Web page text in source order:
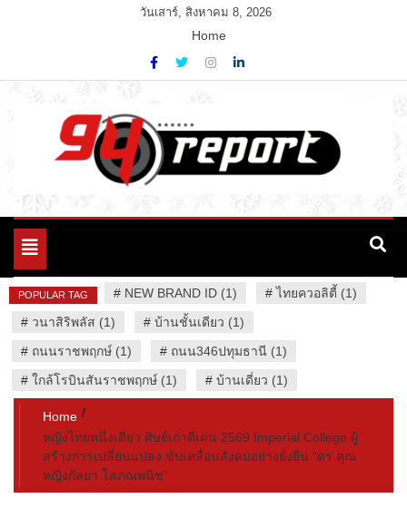
วันเสาร์, สิงหาคม 8, 2026
Home
94 Report.com
Variety News
Toggle
POPULAR TAG # NEW BRAND ID (1) #ไทยควอลิตี้ (1)
# วนาสิริพลัส (1) # บ้านชั้นเดียว (1)
# ถนนราชพฤกษ์ (1) # ถนน346ปทุมธานี (1)
# ใกล้โรบินสันราชพฤกษ์ (1) # บ้านเดี่ยว (1)
Home
หญิงไทยหนึ่งเดียว ศิษย์เก่าดีเด่น 2569 Imperial College ผู้
สร้างการเปลี่ยนแปลง ขับเคลื่อนสังคมอย่างยั่งยืน “ดร.คุณ
หญิงกัลยา โสภณพนิช”